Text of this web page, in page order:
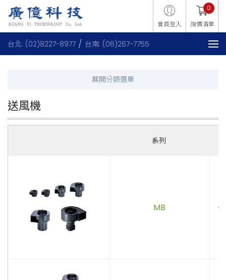
會員登入 詢價清單
0
台北: (02)8227-8977 台南: (06)267-7755
送風機
系列
MB